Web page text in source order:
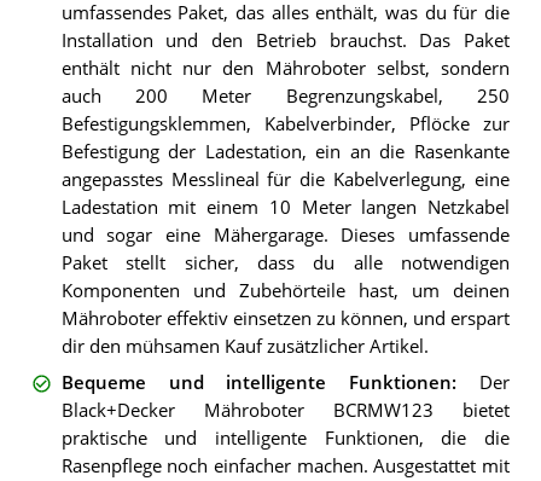
umfassendes Paket, das alles enthält, was du für die
Installation und den Betrieb brauchst. Das Paket
enthält nicht nur den Mähroboter selbst, sondern
auch 200 Meter Begrenzungskabel, 250
Befestigungsklemmen, Kabelverbinder, Pflöcke zur
Befestigung der Ladestation, ein an die Rasenkante
angepasstes Messlineal für die Kabelverlegung, eine
Ladestation mit einem 10 Meter langen Netzkabel
und sogar eine Mähergarage. Dieses umfassende
Paket stellt sicher, dass du alle notwendigen
Komponenten und Zubehörteile hast, um deinen
Mähroboter effektiv einsetzen zu können, und erspart
dir den mühsamen Kauf zusätzlicher Artikel.
Bequeme und intelligente Funktionen: Der
Black+Decker Mähroboter BCRMW123 bietet
praktische und intelligente Funktionen, die die
Rasenpflege noch einfacher machen. Ausgestattet mit